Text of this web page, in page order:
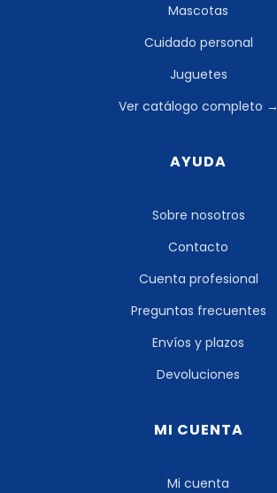
Mascotas
Cuidado personal
Juguetes
Ver catálogo completo →
AYUDA
Sobre nosotros
Contacto
Cuenta profesional
Preguntas frecuentes
Envíos y plazos
Devoluciones
MI CUENTA
Mi cuenta